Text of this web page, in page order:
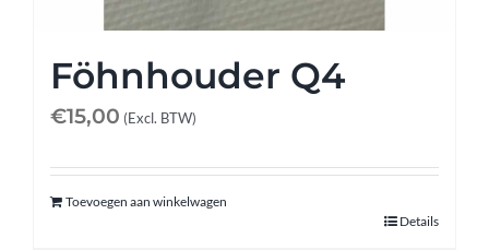
Föhnhouder Q4
€15,00 (Excl. BTW)
Toevoegen aan winkelwagen
Details